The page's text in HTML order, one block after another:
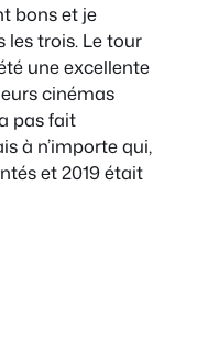
bons et je
trois. Le tour
une excellente
cinémas
pas fait
à n’importe qui,
et 2019 était